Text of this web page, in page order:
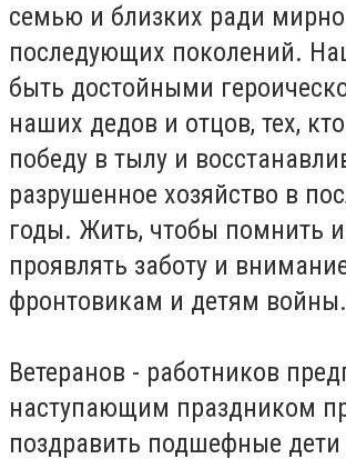
семью и близких ради
последующих поколений.
быть достойными
наших дедов и отцов, тех,
победу в тылу и
разрушенное хозяйство в
годы. Жить, чтобы помнить и
проявлять заботу и
фронтовикам и детям войны.
Ветеранов - работников
наступающим праздником
поздравить подшефные дети